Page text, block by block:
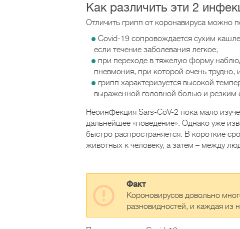
Как различить эти 2
Отличить грипп от коронавируса можно
Covid-19 сопровождается сухим
если течение заболевания легкое;
при переходе в тяжелую форму
пневмония, при которой очень
грипп характеризуется высокой
выраженной головной болью и резким
Неоинфекция Sars-CoV-2 пока мало
дальнейшее «поведение». Однако уже
быстро распространяется. В короткие
животных к человеку, а затем – между
Факт
Короновирусов довольно
разновидностей, и каждая из